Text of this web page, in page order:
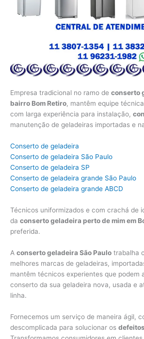
Empresa tradicional no ramo deconserto
bairro Bom Retiro, mantêm equipe
com larga experiência para instalação,
manutenção de geladeiras importadas e
Conserto de geladeira
Conserto de geladeira São Paulo
Conserto de geladeira SP
Conserto de geladeira grande São Paulo
Conserto de geladeira grande ABCD
Técnicos uniformizados e com crachá de
daconserto geladeira perto de mim em
preferida.
Aconserto geladeira São Paulo trabalha
melhores marcas de geladeiras,
mantêm técnicos experientes que podem
conserto da sua geladeira nova, usada e
linha.
Fornecemos um serviço de maneira ágil,
descomplicada para solucionar os